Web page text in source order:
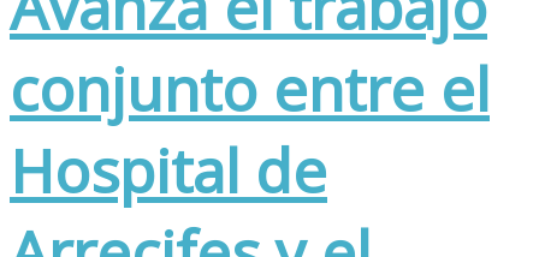
conjunto entre el
Hospital de